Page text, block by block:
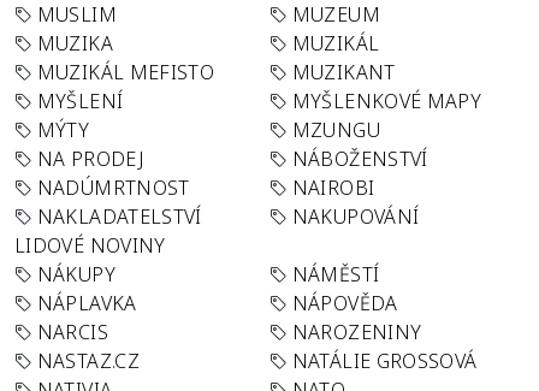
MUSLIM
MUZEUM
MUZIKA
MUZIKÁL
MUZIKÁL MEFISTO
MUZIKANT
MYŠLENÍ
MYŠLENKOVÉ MAPY
MÝTY
MZUNGU
NA PRODEJ
NÁBOŽENSTVÍ
NADÚMRTNOST
NAIROBI
NAKLADATELSTVÍ
LIDOVÉ NOVINY
NAKUPOVÁNÍ
NÁKUPY
NÁMĚSTÍ
NÁPLAVKA
NÁPOVĚDA
NARCIS
NAROZENINY
NASTAZ.CZ
NATÁLIE GROSSOVÁ